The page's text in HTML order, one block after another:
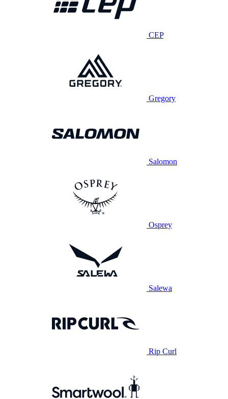
CEP
Gregory
Salomon
Osprey
Salewa
Rip Curl